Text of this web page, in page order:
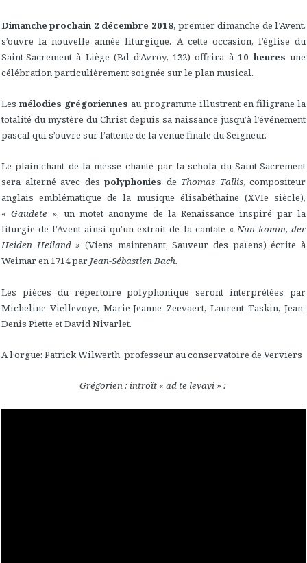
Dimanche prochain 2 décembre 2018, premier dimanche de l’Avent,
s’ouvre la nouvelle année liturgique. A cette occasion, l’église du
Saint-Sacrement à Liège (Bd d’Avroy, 132) offrira à10 heures une
célébration particulièrement soignée sur le plan musical.
Les mélodies grégoriennes au programme illustrent en filigrane la
totalité du mystère du Christ depuis sa naissance jusqu’à l’événement
pascal qui s’ouvre sur l’attente de la venue finale du Seigneur.
Le plain-chant de la messe chanté par la schola du Saint-Sacrement
sera alterné avec des polyphonies de Thomas Tallis, compositeur
anglais emblématique de la musique élisabéthaine (XVIe siècle),
« Gaudete », un motet anonyme de la Renaissance inspiré par la
liturgie de l’Avent ainsi qu’un extrait de la cantate «Nun komm, der
Heiden Heiland » (Viens maintenant, Sauveur des païens) écrite à
Weimar en 1714 par Jean-Sébastien Bach.
Les pièces du répertoire polyphonique seront interprétées par
Micheline Viellevoye, Marie-Jeanne Zeevaert, Laurent Taskin, Jean-
Denis Piette et David Nivarlet.
A l’orgue: Patrick Wilwerth, professeur au conservatoire de Verviers
Grégorien : introït « ad te levavi » :